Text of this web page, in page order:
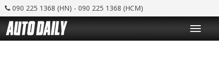
090 225 1368 (HN) - 090 225 1368 (HCM)
T
o
g